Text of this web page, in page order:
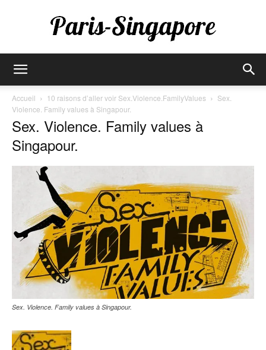
Singapore
Accueil 10 raisons d’aller voir Sex.Violence.FamilyValues
Sex.
Violence. Family values à Singapour.
Sex. Violence. Family values à
Singapour.
Sex. Violence. Family values à Singapour.